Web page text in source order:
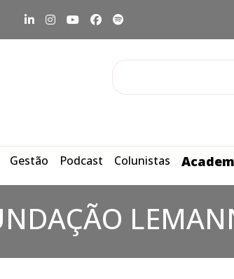
Gestão Podcast Colunistas